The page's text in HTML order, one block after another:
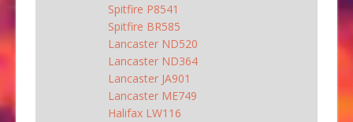
Spitfire P8541
Spitfire BR585
Lancaster ND520
Lancaster ND364
Lancaster JA901
Lancaster ME749
Halifax LW116